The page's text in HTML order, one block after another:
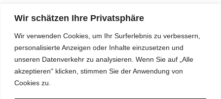
Wir schätzen Ihre Privatsphäre
Wir verwenden Cookies, um Ihr Surferlebnis zu verbessern,
personalisierte Anzeigen oder Inhalte einzusetzen und
unseren Datenverkehr zu analysieren. Wenn Sie auf „Alle
akzeptieren" klicken, stimmen Sie der Anwendung von
Cookies zu.
Magazin
Presse
Datenschutzrichtlinie
Impressum
Barrierefreiheitserklärung
Instagram
Facebook
SPRACHE
Deutsch
NEWSLETTER